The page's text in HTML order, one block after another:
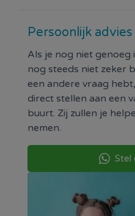
Persoonlijk
Als je nog niet
nog steeds niet zeker
een andere vraag
direct stellen aan een
buurt. Zij zullen je
nemen.
Stel